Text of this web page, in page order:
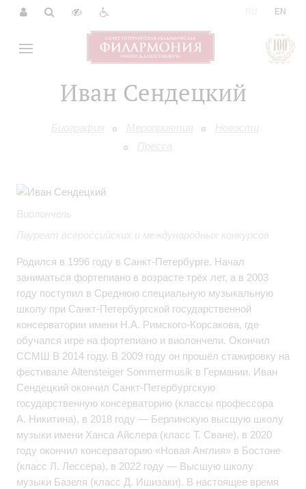
EN
Иван Сендецкий
Биография Мероприятия
Новости
Пресса
Виолончель
Лауреат всероссийских и международных конкурсов
Родился в 1996 году в Санкт-Петербурге. Начал
заниматься фортепиано в возрасте трёх лет, а в 2003
году поступил в Среднюю специальную музыкальную
школу при Санкт‑Петербургской государственной
консерватории имени Н.А. Римского‑Корсакова, где
обучался игре на фортепиано и виолончели. Окончил
ССМШ В 2014 году. В 2009 году он прошёл стажировку на
фестивале Altensteiger Sommermusik в Германии. Иван
Сендецкий окончил Санкт-Петербургскую
государственную консерваторию (классы профессора
А. Никитина), в 2018 году — Берлинскую высшую школу
музыки имени Ханса Айслера (класс Т. Сване), в 2020
году окончил консерваторию «Новая Англия» в Бостоне
(класс Л. Лессера), в 2022 году — Высшую школу
музыки Базеля (класс Д. Ишизаки). В настоящее время